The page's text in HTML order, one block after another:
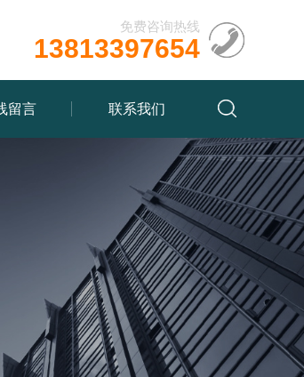
免费咨询热线
13813397654
留言 联系我们